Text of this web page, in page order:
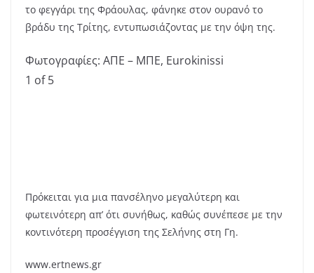
το φεγγάρι της Φράουλας, φάνηκε στον ουρανό το
βράδυ της Τρίτης, εντυπωσιάζοντας με την όψη της.
Φωτογραφίες: ΑΠΕ – ΜΠΕ, Eurokinissi
1 of 5
Πρόκειται για μια πανσέληνο μεγαλύτερη και
φωτεινότερη απ’ ότι συνήθως, καθώς συνέπεσε με την
κοντινότερη προσέγγιση της Σελήνης στη Γη.
www.ertnews.gr